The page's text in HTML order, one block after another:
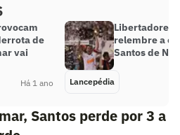
de
vai
Há 1 ano
Libertadores
relembre a
Santos de
Lancepédia
Santos perde por 3 a